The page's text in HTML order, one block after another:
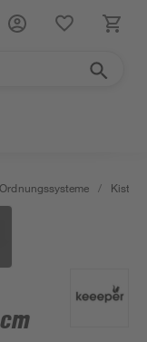
/ Kisten